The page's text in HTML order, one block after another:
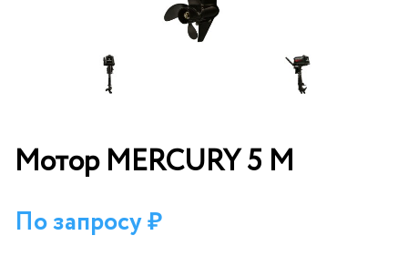
Мотор MERCURY 5 M
По запросу